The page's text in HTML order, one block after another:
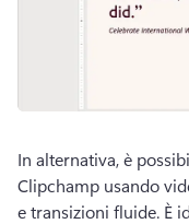
In alternativa, è
Clipchamp usando
e transizioni fluide. È